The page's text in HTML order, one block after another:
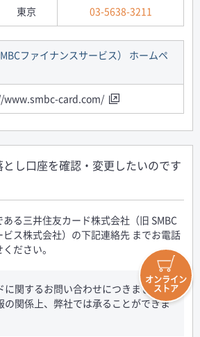
東京 03-5638-3211
ファイナンスサービス） ホームペ
card.com/
し口座を確認・変更したいのです
る三井住友カード株式会社（旧 SMBC
ビス株式会社）の下記連絡先 までお電話
ださい。
に関するお問い合わせにつきまして
の関係上、弊社では承ることができま
オンライン
ストア